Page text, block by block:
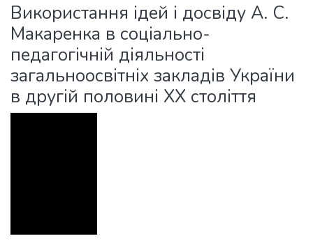
Statistics
Використання ідей і досвіду А. С.
Макаренка в соціально-
педагогічній діяльності
загальноосвітніх закладів України
в другій половині ХХ століття